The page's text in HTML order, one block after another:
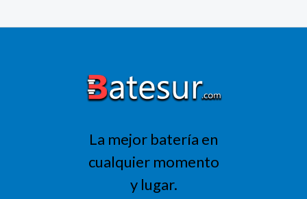
La mejor batería en
cualquier momento
y lugar.